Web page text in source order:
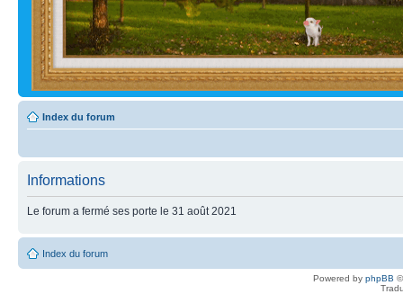
Index du forum
Informations
Le forum a fermé ses porte le 31 août 2021
Index du forum
Powered by phpBB